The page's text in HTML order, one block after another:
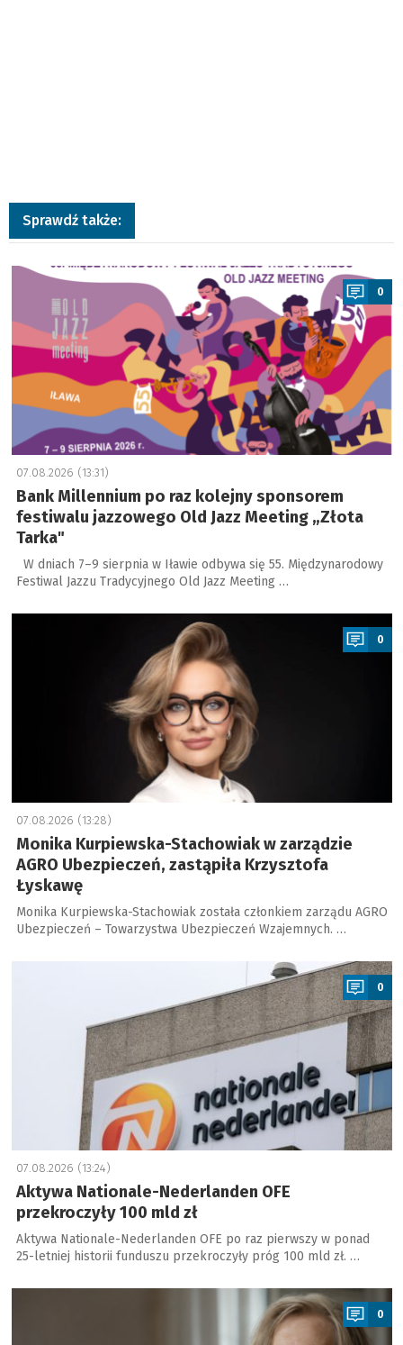
Sprawdź także:
a
0
07.08.2026 (13:31)
Bank Millennium po raz kolejny sponsorem
festiwalu jazzowego Old Jazz Meeting „Złota
Tarka"
W dniach 7–9 sierpnia w Iławie odbywa się 55. Międzynarodowy
Festiwal Jazzu Tradycyjnego Old Jazz Meeting …
a
0
07.08.2026 (13:28)
Monika Kurpiewska-Stachowiak w zarządzie
AGRO Ubezpieczeń, zastąpiła Krzysztofa
Łyskawę
Monika Kurpiewska-Stachowiak została członkiem zarządu AGRO
Ubezpieczeń – Towarzystwa Ubezpieczeń Wzajemnych. …
0
07.08.2026 (13:24)
Aktywa Nationale-Nederlanden OFE
przekroczyły 100 mld zł
Aktywa Nationale-Nederlanden OFE po raz pierwszy w ponad
25-letniej historii funduszu przekroczyły próg 100 mld zł. …
a
0